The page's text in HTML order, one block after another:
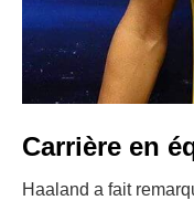
Carrière en
Haaland a fait